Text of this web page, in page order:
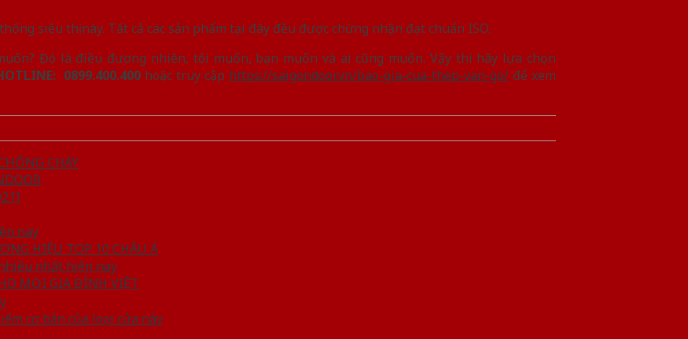
siêu thị này. Tất cả các sản phẩm tại đây đều được chứng nhận đạt chuẩn ISO.
Đó là điều đương nhiên, tôi muốn, bạn muốn và ai cũng muốn. Vậy thì hãy lựa chọn
0899.400.400 hoặc truy cập https://saigondoor.vn/bao-gia-cua-thep-van-go/ để xem
CHÁY
nay
HIỆU TOP 10 CHÂU Á
nhất hiện nay
MỌI GIA ĐÌNH VIỆT
cơ bản của loại cửa này